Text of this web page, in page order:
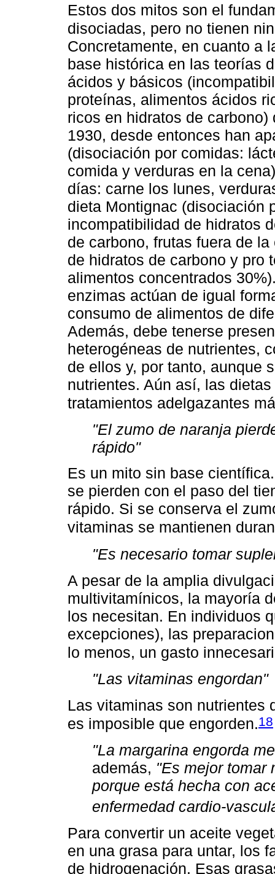
Estos dos mitos son el
disociadas, pero no tienen
Concretamente, en cuanto a
base histórica en las teorías
ácidos y básicos
proteínas, alimentos ácidos
ricos en hidratos de
1930, desde entonces han
(disociación por comidas:
comida y verduras en la
días: carne los lunes,
dieta Montignac (disociación
incompatibilidad de hidratos
de carbono, frutas fuera de
de hidratos de carbono y pro
alimentos concentrados
enzimas actúan de igual
consumo de alimentos de
Además, debe tenerse
heterogéneas de nutrientes,
de ellos y, por tanto, aunque
nutrientes. Aún así, las
tratamientos adelgazantes
"El zumo de naranja
rápido"
Es un mito sin base
se pierden con el paso del
rápido. Si se conserva el
vitaminas se mantienen
"Es necesario tomar
A pesar de la amplia
multivitamínicos, la mayoría
los necesitan. En individuos
excepciones), las
lo menos, un gasto
"Las vitaminas engordan"
Las vitaminas son nutrientes
es imposible que engorden.18
"La margarina engorda
además, "Es mejor tomar
porque está hecha con
enfermedad cardio-
Para convertir un aceite
en una grasa para untar, los
de hidrogenación. Esas